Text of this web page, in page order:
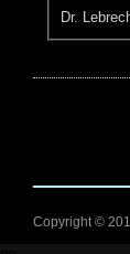
Dr.
Copyright ©